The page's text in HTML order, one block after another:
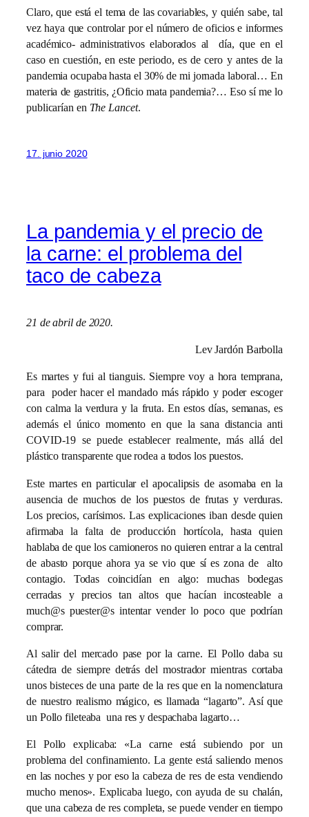
Claro, que está el tema de las covariables, y quién sabe, tal
vez haya que controlar por el número de oficios e informes
académico- administrativos elaborados al día, que en el
caso en cuestión, en este periodo, es de cero y antes de la
pandemia ocupaba hasta el 30% de mi jornada laboral… En
materia de gastritis, ¿Oficio mata pandemia?… Eso sí me lo
publicarían en The Lancet.
17. junio 2020
La pandemia y el precio de
la carne: el problema del
taco de cabeza
21 de abril de 2020.
Lev Jardón Barbolla
Es martes y fui al tianguis. Siempre voy a hora temprana,
para poder hacer el mandado más rápido y poder escoger
con calma la verdura y la fruta. En estos días, semanas, es
además el único momento en que la sana distancia anti
COVID-19 se puede establecer realmente, más allá del
plástico transparente que rodea a todos los puestos.
Este martes en particular el apocalipsis de asomaba en la
ausencia de muchos de los puestos de frutas y verduras.
Los precios, carísimos. Las explicaciones iban desde quien
afirmaba la falta de producción hortícola, hasta quien
hablaba de que los camioneros no quieren entrar a la central
de abasto porque ahora ya se vio que sí es zona de alto
contagio. Todas coincidían en algo: muchas bodegas
cerradas y precios tan altos que hacían incosteable a
much@s puester@s intentar vender lo poco que podrían
comprar.
Al salir del mercado pase por la carne. El Pollo daba su
cátedra de siempre detrás del mostrador mientras cortaba
unos bisteces de una parte de la res que en la nomenclatura
de nuestro realismo mágico, es llamada “lagarto”. Así que
un Pollo fileteaba una res y despachaba lagarto…
El Pollo explicaba: «La carne está subiendo por un
problema del confinamiento. La gente está saliendo menos
en las noches y por eso la cabeza de res de esta vendiendo
mucho menos». Explicaba luego, con ayuda de su chalán,
que una cabeza de res completa, se puede vender en tiempo